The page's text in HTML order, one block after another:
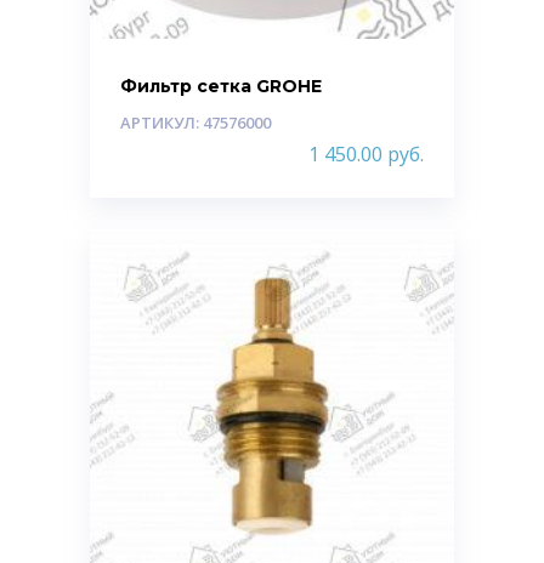
Фильтр сетка GROHE
АРТИКУЛ: 47576000
1 450.00 руб.